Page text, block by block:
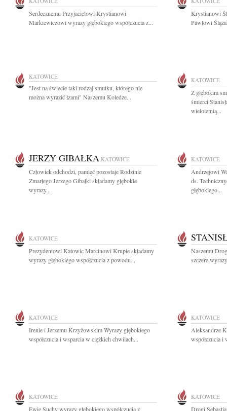
Serdecznemu Przyjacielowi Krystianowi
Markiewiczowi wyrazy głębokiego współczucia z...
Krystianowi
Pawłowi
KATOWICE
"Jest na świecie taki rodzaj smutku, którego nie
można wyrazić łzami" Naszemu Koledze...
KATOWICE
Z głębokim
śmierci
wieloletnią...
JERZY GIBAŁKA KATOWICE
Człowiek odchodzi, pamięć pozostaje Rodzinie
Zmarłego Jerzego Gibałki składamy głębokie
wyrazy...
KATOWICE
Andrzejowi
ds.
głębokiego...
KATOWICE
Prezydentowi Katowic Marcinowi Krupie składamy
wyrazy głębokiego współczucia z powodu...
Naszemu
szczere
KATOWICE
Irenie i Jerzemu Krzyżowskim Wyrazy głębokiego
współczucia i wsparcia w ciężkich chwilach...
KATOWICE
Aleksandrze
współczucia i
KATOWICE
Ewie Suchy wyrazy głębokiego współczucia z
KATOWICE
Drogi